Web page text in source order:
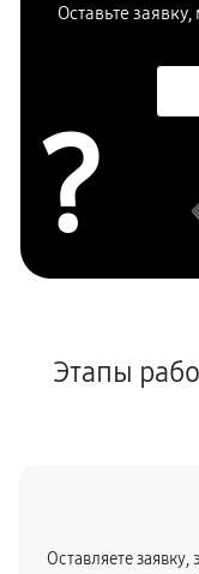
Оставьте
?
Этапы
Оставляете